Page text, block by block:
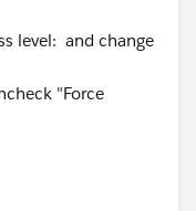
level: and change
"Force